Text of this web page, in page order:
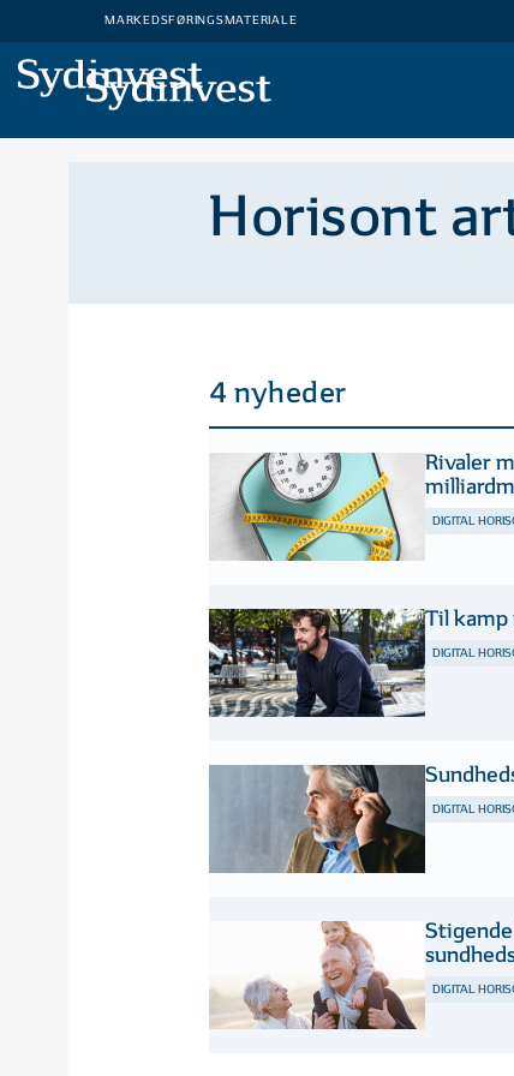
MARKEDSFØRINGSMATERIALE
MARKEDSFØRINGSMATERIALE
Horisont
4 nyheder
Rivaler
DIGITAL
Til kamp
DIGITAL
DIGITAL
DIGITAL